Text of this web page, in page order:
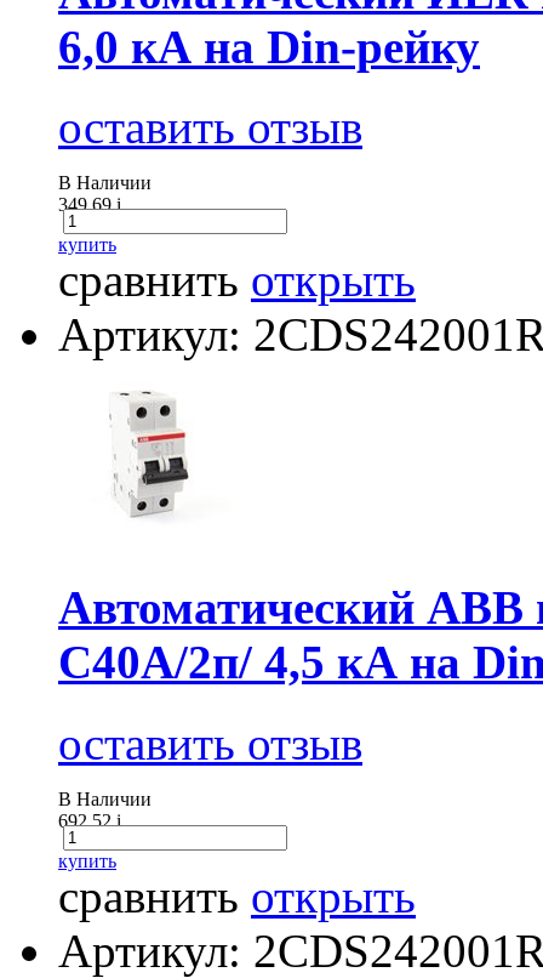
6,0 кА на Din-рейку
оставить отзыв
В Наличии
349.69i
купить
сравнить открыть
Артикул:
Автоматический АВВ
C40А/2п/ 4,5 кА на
оставить отзыв
В Наличии
692.52i
купить
сравнить открыть
Артикул: